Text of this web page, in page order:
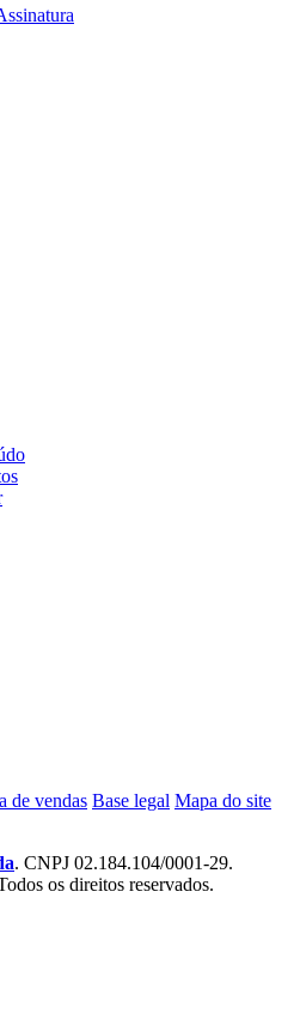
de vendas Base legal Mapa do site
. CNPJ 02.184.104/0001-29.
os direitos reservados.